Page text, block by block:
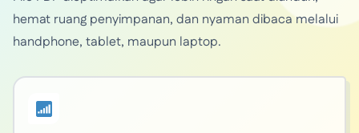
hemat ruang penyimpanan, dan nyaman dibaca melalui
handphone, tablet, maupun laptop.